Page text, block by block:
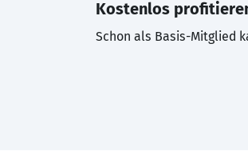
Kostenlos
Schon als Basis-Mitglied